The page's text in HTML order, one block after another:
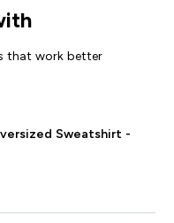
that work better
Sweatshirt -